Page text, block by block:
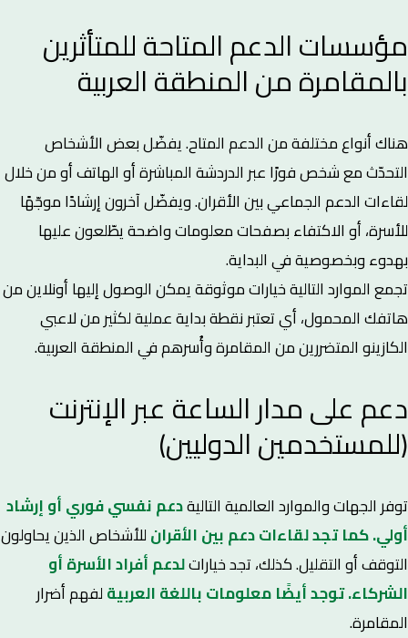
مؤسسات الدعم المتاحة للمتأثرين
بالمقامرة من المنطقة العربية
هناك أنواع مختلفة من الدعم المتاح. يفضّل بعض الأشخاص
التحدّث مع شخص فورًا عبر الدردشة المباشرة أو الهاتف أو من خلال
لقاءات الدعم الجماعي بين الأقران. ويفضّل آخرون إرشادًا موجّهًا
للأسرة، أو الاكتفاء بصفحات معلومات واضحة يطّلعون عليها
بهدوء وبخصوصية في البداية.
تجمع الموارد التالية خيارات موثوقة يمكن الوصول إليها أونلاين من
هاتفك المحمول، أي تعتبر نقطة بداية عملية لكثير من لاعبي
الكازينو المتضررين من المقامرة وأُسرهم في المنطقة العربية.
دعم على مدار الساعة عبر الإنترنت
(للمستخدمين الدوليين)
توفر الجهات والموارد العالمية التاليةدعمنفسيفوري أو إرشاد
أولي. كما تجد لقاءات دعم بين الأقرانللأشخاص الذين يحاولون
التوقف أو التقليل. كذلك، تجد خياراتلدعم أفراد الأسرة أو
الشركاء. توجد أيضًا معلومات باللغة العربيةلفهم أضرار
المقامرة.